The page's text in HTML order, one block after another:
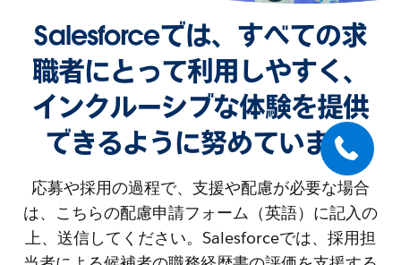
Salesforceでは、すべての求
職者にとって利用しやすく、
インクルーシブな体験を提供
できるように努めています
応募や採用の過程で、支援や配慮が必要な場合
は、こちらの配慮申請フォーム（英語）に記入の
上、送信してください。Salesforceでは、採用担